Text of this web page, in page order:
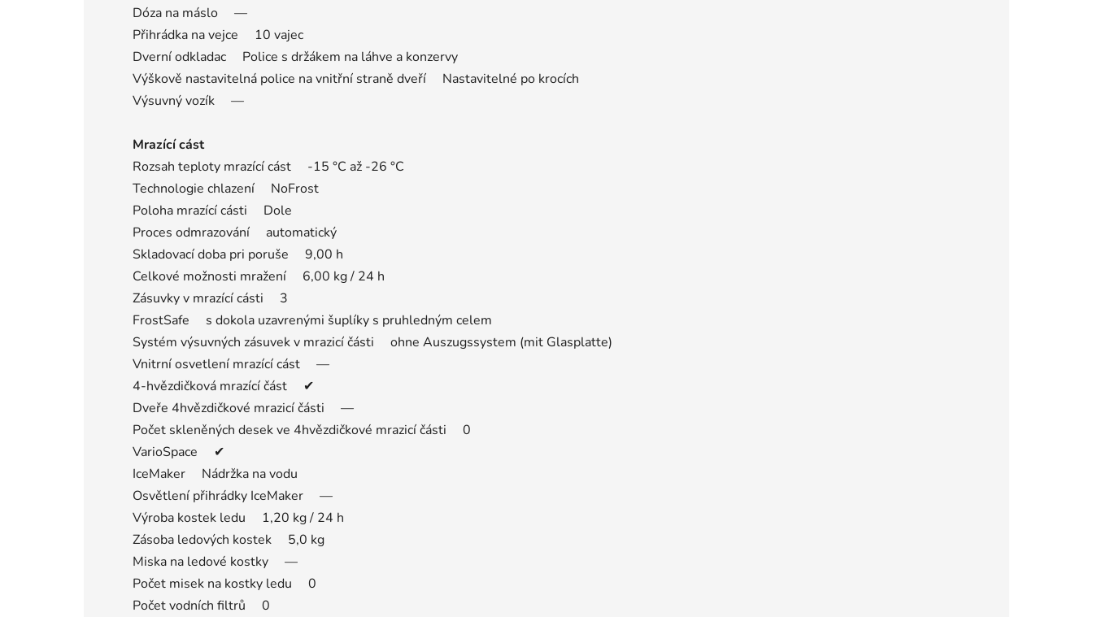
Dóza na máslo —
Přihrádka na vejce 10 vajec
Dverní odkladac Police s držákem na láhve a konzervy
Výškově nastavitelná police na vnitřní straně dveří Nastavitelné po krocích
Výsuvný vozík —
Mrazící cást
Rozsah teploty mrazící cást -15 °C až -26 °C
Technologie chlazení NoFrost
Poloha mrazící cásti Dole
Proces odmrazování automatický
Skladovací doba pri poruše 9,00 h
Celkové možnosti mražení 6,00 kg / 24 h
Zásuvky v mrazící cásti 3
FrostSafe s dokola uzavrenými šuplíky s pruhledným celem
Systém výsuvných zásuvek v mrazicí části ohne Auszugssystem (mit Glasplatte)
Vnitrní osvetlení mrazící cást —
4-hvězdičková mrazící část ✔
Dveře 4hvězdičkové mrazicí části —
Počet skleněných desek ve 4hvězdičkové mrazicí části 0
VarioSpace ✔
IceMaker Nádržka na vodu
Osvětlení přihrádky IceMaker —
Výroba kostek ledu 1,20 kg / 24 h
Zásoba ledových kostek 5,0 kg
Miska na ledové kostky —
Počet misek na kostky ledu 0
Počet vodních filtrů 0